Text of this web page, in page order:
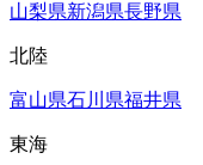
山梨県新潟県長野県
北陸
富山県石川県福井県
東海